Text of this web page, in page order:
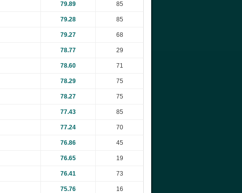
79.89 85
79.28 85
79.27 68
78.77 29
78.60 71
78.29 75
78.27 75
77.43 85
77.24 70
76.86 45
76.65 19
76.41 73
75.76 16